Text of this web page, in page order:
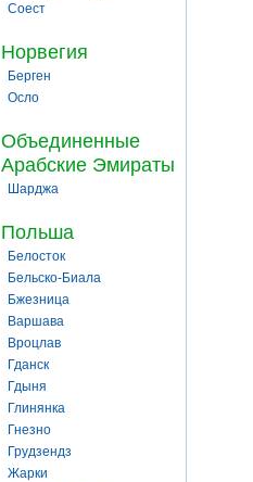
Соест
Норвегия
Берген
Осло
Объединенные
Арабские Эмираты
Шарджа
Польша
Белосток
Бельско-Биала
Бжезница
Варшава
Вроцлав
Гданск
Гдыня
Глинянка
Гнезно
Грудзендз
Жарки